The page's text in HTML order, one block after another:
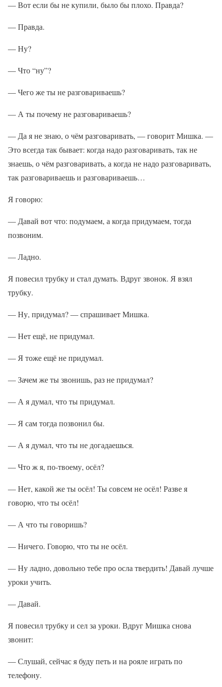
— Вот если бы не купили, было бы плохо. Правда?
— Правда.
— Ну?
— Что “ну”?
— Чего же ты не разговариваешь?
— А ты почему не разговариваешь?
— Да я не знаю, о чём разговаривать, — говорит Мишка. —
Это всегда так бывает: когда надо разговаривать, так не
знаешь, о чём разговаривать, а когда не надо разговаривать,
так разговариваешь и разговариваешь…
Я говорю:
— Давай вот что: подумаем, а когда придумаем, тогда
позвоним.
— Ладно.
Я повесил трубку и стал думать. Вдруг звонок. Я взял
трубку.
— Ну, придумал? — спрашивает Мишка.
— Нет ещё, не придумал.
— Я тоже ещё не придумал.
— Зачем же ты звонишь, раз не придумал?
— А я думал, что ты придумал.
— Я сам тогда позвонил бы.
— А я думал, что ты не догадаешься.
— Что ж я, по-твоему, осёл?
— Нет, какой же ты осёл! Ты совсем не осёл! Разве я
говорю, что ты осёл!
— А что ты говоришь?
— Ничего. Говорю, что ты не осёл.
— Ну ладно, довольно тебе про осла твердить! Давай лучше
уроки учить.
— Давай.
Я повесил трубку и сел за уроки. Вдруг Мишка снова
звонит:
— Слушай, сейчас я буду петь и на рояле играть по
телефону.